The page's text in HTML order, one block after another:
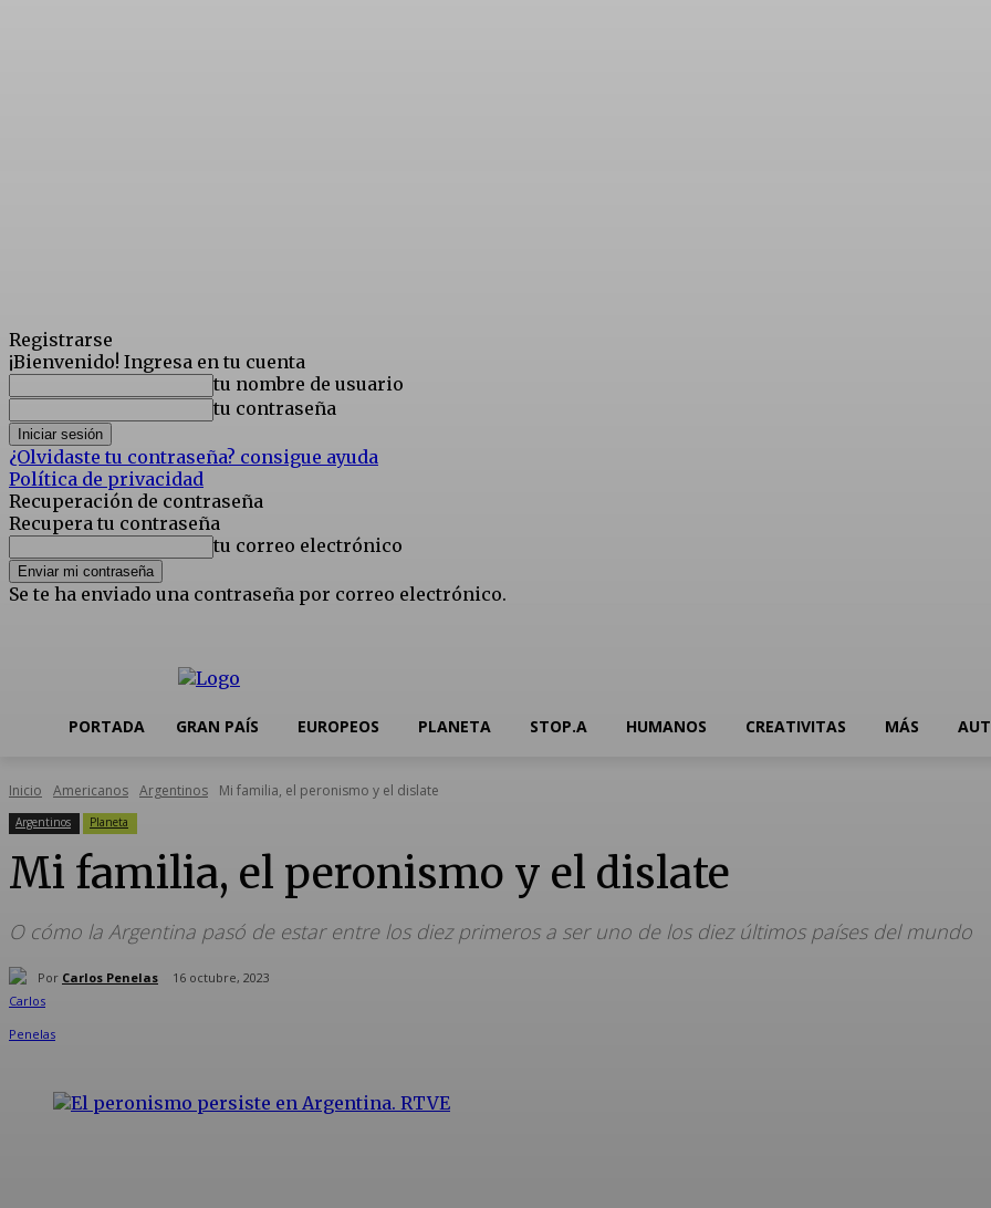
Registrarse
¡Bienvenido! Ingresa en tu cuenta
tu nombre de usuario
tu contraseña
¿Olvidaste tu contraseña? consigue ayuda
Política de privacidad
Recuperación de contraseña
Recupera tu contraseña
tu correo electrónico
Se te ha enviado una contraseña por correo electrónico.
PORTADA GRAN PAÍS EUROPEOS PLANETA STOP.A HUMANOS CREATIVITAS MÁS
Inicio Americanos Argentinos Mi familia, el peronismo y el dislate
Argentinos Planeta
Mi familia, el peronismo y el dislate
O cómo la Argentina pasó de estar entre los diez primeros a ser uno de los diez últimos países del mundo
Por Carlos Penelas 16 octubre, 2023